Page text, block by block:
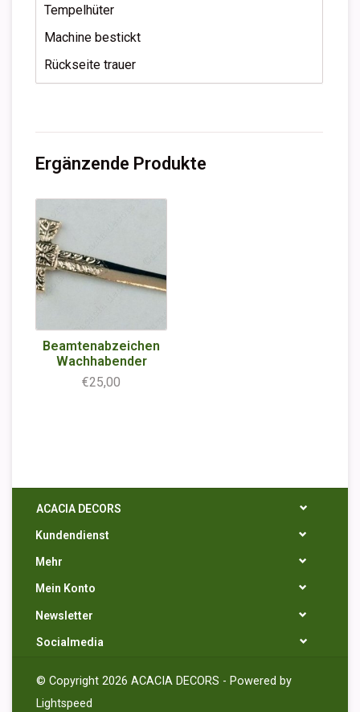
Tempelhüter
Machine bestickt
Rückseite trauer
Ergänzende Produkte
Beamtenabzeichen
Wachhabender
€25,00
ACACIA DECORS
Kundendienst
Mehr
Mein Konto
Newsletter
Socialmedia
© Copyright 2026 ACACIA DECORS - Powered by
Lightspeed